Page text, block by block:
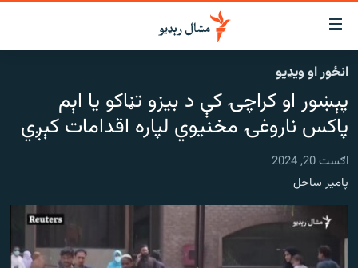
د
لاسرسي
ځای
عمومي
پاڼې
موضوع
ته
شئ
عمومي
کورپاڼې
کور
لنډ خبرونه
پښتونخوا او قبایل
بلوچستان
افغانستان
نړۍ
انځور او ویډیو
پېښور او کراچۍ کې د بیزو تڼاکو یا اېم
پاکس ناروغۍ مخنیوي لپاره اقدامات کېږي
اګست 20, 2024
پامیر ساحل